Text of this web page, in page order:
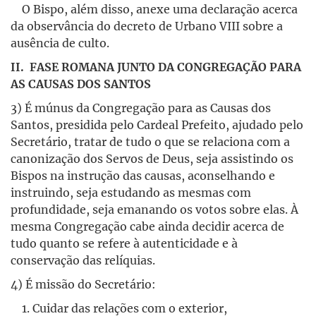
O Bispo, além disso, anexe uma declaração acerca
da observância do decreto de Urbano VIII sobre a
ausência de culto.
II. FASE ROMANA JUNTO DA CONGREGAÇÃO PARA
AS CAUSAS DOS SANTOS
3) É múnus da Congregação para as Causas dos
Santos, presidida pelo Cardeal Prefeito, ajudado pelo
Secretário, tratar de tudo o que se relaciona com a
canonização dos Servos de Deus, seja assistindo os
Bispos na instrução das causas, aconselhando e
instruindo, seja estudando as mesmas com
profundidade, seja emanando os votos sobre elas. À
mesma Congregação cabe ainda decidir acerca de
tudo quanto se refere à autenticidade e à
conservação das relíquias.
4) É missão do Secretário:
1. Cuidar das relações com o exterior,